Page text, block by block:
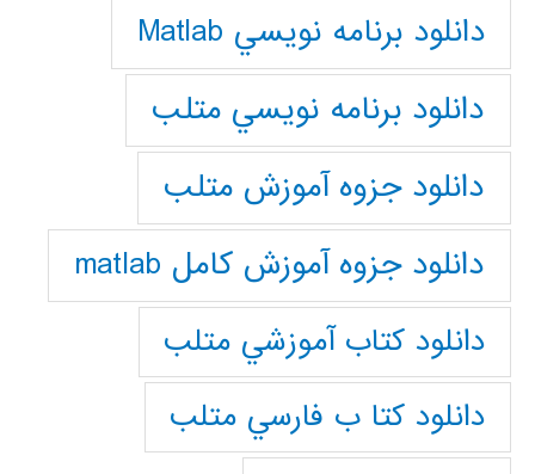
دانلود برنامه نويسي Matlab
دانلود برنامه نويسي متلب
دانلود جزوه آموزش متلب
دانلود جزوه آموزش کامل matlab
دانلود كتاب آموزشي متلب
دانلود كتا ب فارسي متلب